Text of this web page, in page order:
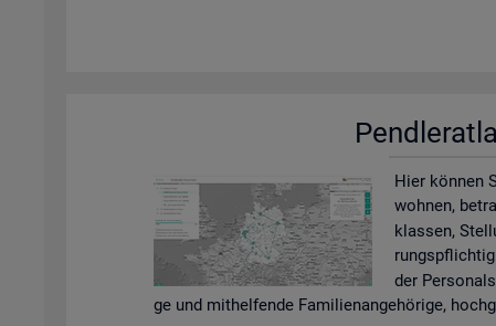
Hier kön­nen
woh­nen,
klas­sen,
der
ge und mit­hel­fen­de Fa­mi­li­en­an­ge­hö­ri­ge,